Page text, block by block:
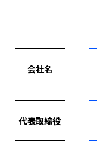
会社名
代表取締役